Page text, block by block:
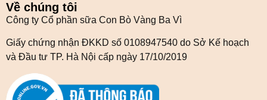
Về chúng tôi
Công ty Cổ phần sữa Con Bò Vàng Ba Vì
Giấy chứng nhận ĐKKD số 0108947540 do Sở Kế hoạch
và Đầu tư TP. Hà Nội cấp ngày 17/10/2019